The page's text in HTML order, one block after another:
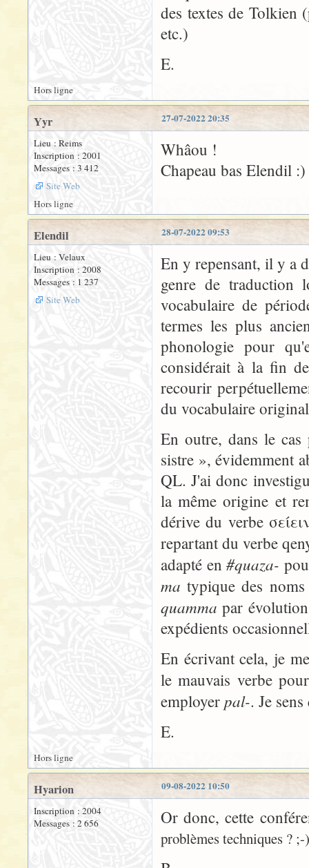
des textes de Tolkien
etc.)
E.
Hors ligne
27-07-2022 20:35
Yyr
Lieu : Reims
Inscription : 2001
Messages : 3 412
Site Web
Whâou !
Chapeau bas Elendil :)
Hors ligne
28-07-2022 09:53
Elendil
Lieu : Velaux
Inscription : 2008
Messages : 1 237
Site Web
En y repensant, il y a
genre de traduction
vocabulaire de
termes les plus
phonologie pour
considérait à la fin
recourir
du vocabulaire
En outre, dans le
sistre », évidemment
QL. J'ai donc
la même origine et
dérive du verbe
repartant du verbe
adapté en#quaza-
ma typique des
quamma par
expédients
En écrivant cela, je
le mauvais verbe
employer pal-. Je
E.
Hors ligne
09-08-2022 10:50
Hyarion
Inscription : 2004
Messages : 2 656
Or donc, cette
problèmes techniques ? ;-)